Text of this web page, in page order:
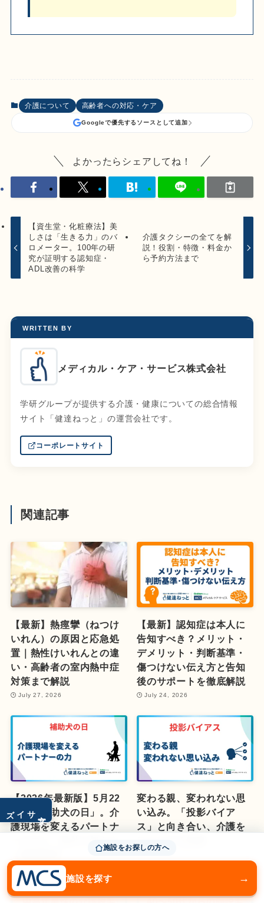
サイズ
介護について 高齢者への対応・ケア
Googleで優先するソースとして追加
よかったらシェアしてね！
【資生堂・化粧療法】美
しさは「生きる力」のバ
ロメーター。100年の研
究が証明する認知症・
ADL改善の科学
介護タクシーの全てを解
説！役割・特徴・料金か
ら予約方法まで
WRITTEN BY
メディカル・ケア・サービス株式会社
学研グループが提供する介護・健康についての総合情報
サイト「健達ねっと」の運営会社です。
コーポレートサイト
関連記事
【最新】熱痙攣（ねつけ
いれん）の原因と応急処
置｜熱性けいれんとの違
い・高齢者の室内熱中症
対策まで解説
July 27, 2026
【最新】認知症は本人に
告知すべき？メリット・
デメリット・判断基準・
傷つけない伝え方と告知
後のサポートを徹底解説
July 24, 2026
【2026年最新版】5月22
日は「補助犬の日」。介
護現場を変えるパートナ
April 20, 2026
変わる親、変われない思
い込み。「投影バイア
ス」と向き合い、介護を
施設をお探しの方へ
施設を探す →